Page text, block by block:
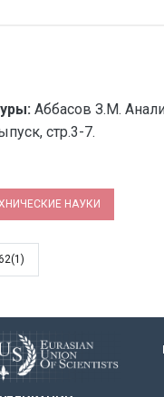
Аббасов З.М.
стр.3-7.
НАУКИ